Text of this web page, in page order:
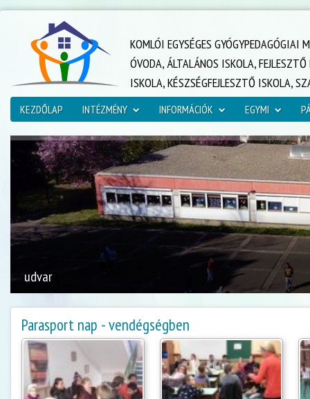
KOMLÓI EGYSÉGES GYÓGYPEDAGÓGIAI
ÓVODA, ÁLTALÁNOS ISKOLA,
ISKOLA, KÉSZSÉGFEJLESZTŐ ISKOLA,
KEZDŐLAP INTÉZMÉNY INFORMÁCIÓK EGYMI
udvar
Parasport nap - vendégségben